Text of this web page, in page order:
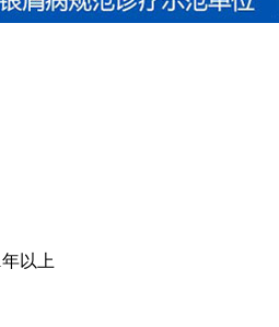
年以上